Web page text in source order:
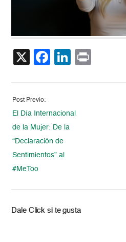
X Facebook
LinkedIn
Post Previo:
El Día Internacional
de la Mujer: De la
“Declaración de
Sentimientos” al
#MeToo
Dale Click si te gusta